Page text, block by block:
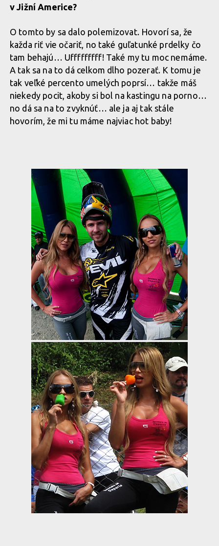
v Jižní Americe?
O tomto by sa dalo polemizovat. Hovorí sa, že
každa riť vie očariť, no také guľatunké prdelky čo
tam behajú… Ufffffffff! Také my tu moc nemáme.
A tak sa na to dá celkom dlho pozerať. K tomu je
tak veľké percento umelých poprsí… takže máš
niekedy pocit, akoby si bol na kastingu na porno…
no dá sa na to zvyknúť… ale ja aj tak stále
hovorím, že mi tu máme najviac hot baby!